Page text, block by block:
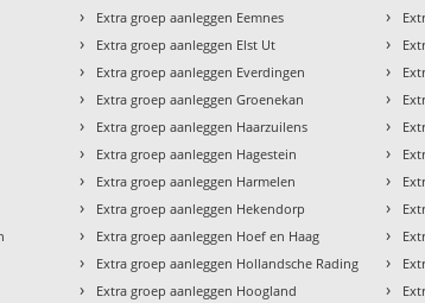
› Extra groep aanleggen Eemnes
› Extra groep aanleggen Elst Ut
› Extra groep aanleggen Everdingen
› Extra groep aanleggen Groenekan
› Extra groep aanleggen Haarzuilens
› Extra groep aanleggen Hagestein
› Extra groep aanleggen Harmelen
› Extra groep aanleggen Hekendorp
› Extra groep aanleggen Hoef en Haag
› Extra groep aanleggen Hollandsche Rading
› Extra groep aanleggen Hoogland
›
›
›
›
›
›
›
›
›
›
›